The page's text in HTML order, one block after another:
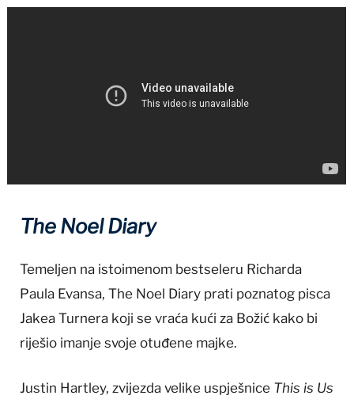
The Noel Diary
Temeljen na istoimenom bestseleru Richarda
Paula Evansa, The Noel Diary prati poznatog pisca
Jakea Turnera koji se vraća kući za Božić kako bi
riješio imanje svoje otuđene majke.
Justin Hartley, zvijezda velike uspješnice This is Us